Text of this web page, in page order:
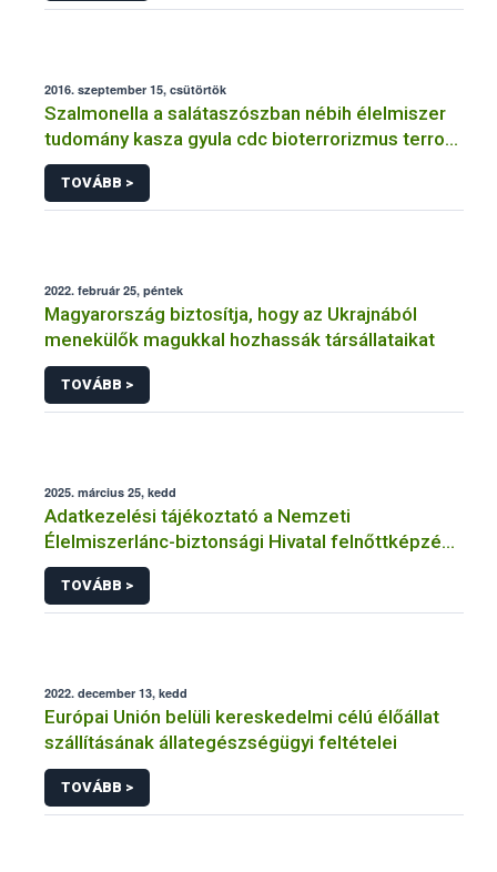
2016. szeptember 15, csütörtök
Szalmonella a salátaszószban nébih élelmiszer
tudomány kasza gyula cdc bioterrorizmus terror
lépfene
TOVÁBB >
2022. február 25, péntek
Magyarország biztosítja, hogy az Ukrajnából
menekülők magukkal hozhassák társállataikat
TOVÁBB >
2025. március 25, kedd
Adatkezelési tájékoztató a Nemzeti
Élelmiszerlánc-biztonsági Hivatal felnőttképzési
tevékenységéhez kapcsolódó adatkezeléséhez
TOVÁBB >
2022. december 13, kedd
Európai Unión belüli kereskedelmi célú élőállat
szállításának állategészségügyi feltételei
TOVÁBB >